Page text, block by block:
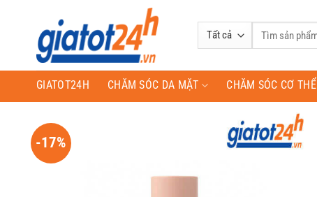
Tìm
GIATOT24H CHĂM SÓC DA MẶT CHĂM SÓC CƠ THỂ
-17%